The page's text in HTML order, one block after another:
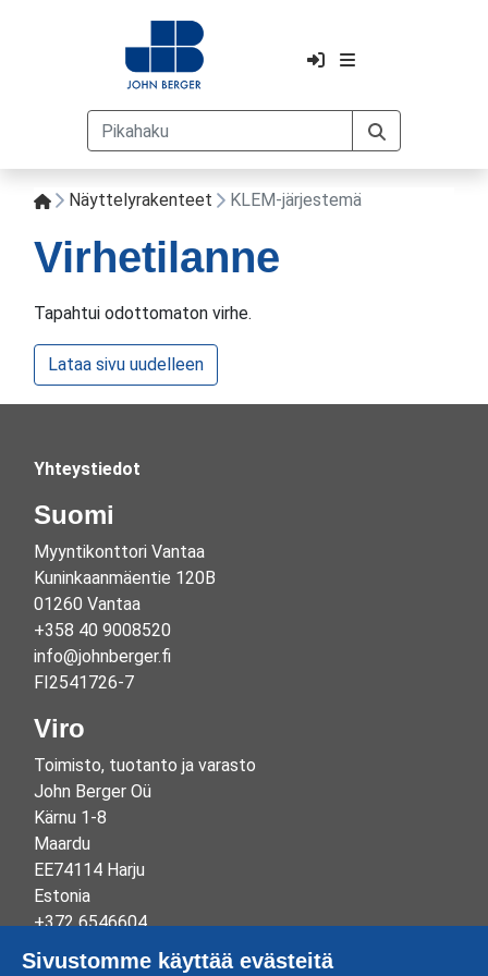
Näyttelyrakenteet KLEM-järjestemä
Virhetilanne
Tapahtui odottomaton virhe.
Lataa sivu uudelleen
Yhteystiedot
Suomi
Myyntikonttori Vantaa
Kuninkaanmäentie 120B
01260 Vantaa
+358 40 9008520
info@johnberger.fi
FI2541726-7
Viro
Toimisto, tuotanto ja varasto
John Berger Oü
Kärnu 1-8
Maardu
EE74114 Harju
Estonia
+372 6546604
info@johnberger.ee
Sivustomme käyttää evästeitä